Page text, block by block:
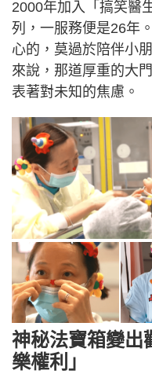
2000年加入「搞笑醫
列，一服務便是26年
心的，莫過於陪伴小
來說，那道厚重的大
表著對未知的焦慮。
神秘法寶箱變出
樂權利」